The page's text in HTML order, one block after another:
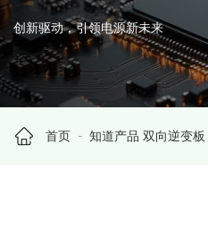
创新驱动，引领电源新未来
首页 知道产品 双向逆变板